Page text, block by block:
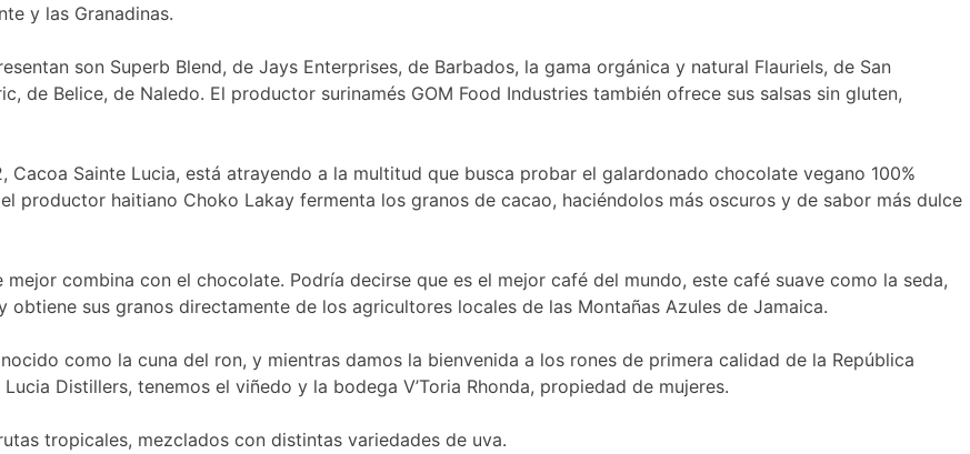
y las Granadinas.
son Superb Blend, de Jays Enterprises, de Barbados, la gama orgánica y natural Flauriels, de San
de Belice, de Naledo. El productor surinamés GOM Food Industries también ofrece sus salsas sin gluten,
Sainte Lucia, está atrayendo a la multitud que busca probar el galardonado chocolate vegano 100%
productor haitiano Choko Lakay fermenta los granos de cacao, haciéndolos más oscuros y de sabor más dulce
combina con el chocolate. Podría decirse que es el mejor café del mundo, este café suave como la seda,
sus granos directamente de los agricultores locales de las Montañas Azules de Jamaica.
como la cuna del ron, y mientras damos la bienvenida a los rones de primera calidad de la República
Distillers, tenemos el viñedo y la bodega V’Toria Rhonda, propiedad de mujeres.
tropicales, mezclados con distintas variedades de uva.